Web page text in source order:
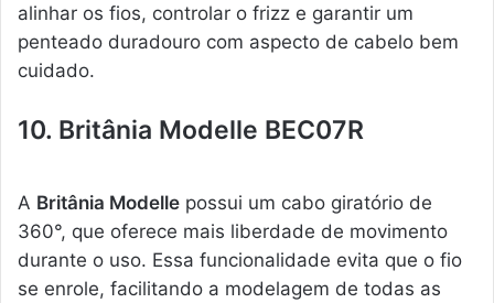
alinhar os fios, controlar o frizz e garantir um
penteado duradouro com aspecto de cabelo bem
cuidado.
10. Britânia Modelle BEC07R
A Britânia Modelle possui um cabo giratório de
360°, que oferece mais liberdade de movimento
durante o uso. Essa funcionalidade evita que o fio
se enrole, facilitando a modelagem de todas as